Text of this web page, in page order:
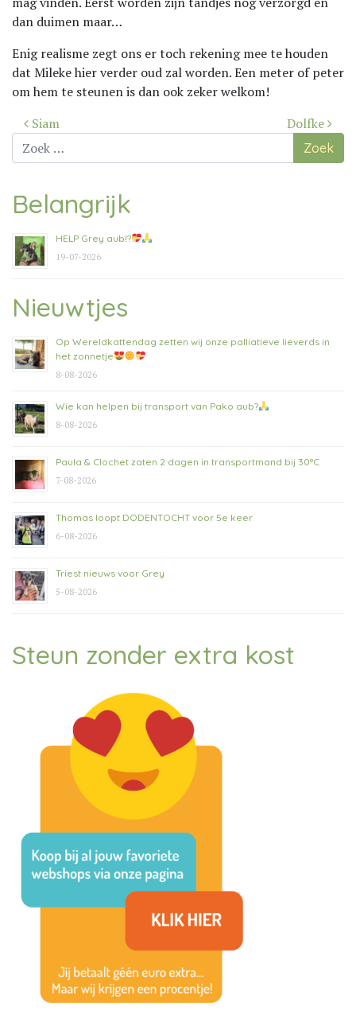
dan duimen maar…
Enig realisme zegt ons er toch rekening mee te houden
dat Mileke hier verder oud zal worden. Een meter of peter
om hem te steunen is dan ook zeker welkom!
Bericht
navigatie
Siam
Dolfke
Zoek
naar:
Belangrijk
HELP Grey aub!?
19-07-2026
Nieuwtjes
Op Wereldkattendag zetten wij onze palliatieve lieverds in
het zonnetje
8-08-2026
Wie kan helpen bij transport van Pako aub?
8-08-2026
Paula & Clochet zaten 2 dagen in transportmand bij 30°C
7-08-2026
Thomas loopt DODENTOCHT voor 5e keer
6-08-2026
Triest nieuws voor Grey
5-08-2026
Steun zonder extra kost